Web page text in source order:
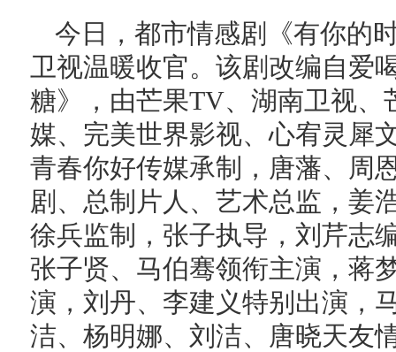
今日，都市情感剧《有你的
卫视温暖收官。该剧改编自爱
糖》，由芒果TV、湖南卫视
媒、完美世界影视、心宥灵犀
青春你好传媒承制，唐藩、周
剧、总制片人、艺术总监，姜
徐兵监制，张子执导，刘芹志
张子贤、马伯骞领衔主演，蒋
演，刘丹、李建义特别出演，
洁、杨明娜、刘洁、唐晓天友